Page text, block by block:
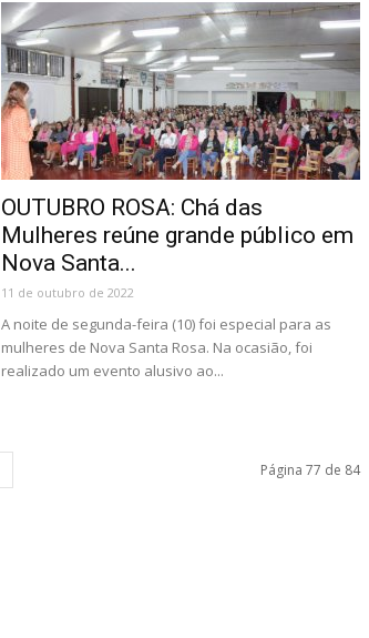
OUTUBRO ROSA: Chá das
Mulheres reúne grande público em
Nova Santa...
11 de outubro de 2022
A noite de segunda-feira (10) foi especial para as
mulheres de Nova Santa Rosa. Na ocasião, foi
realizado um evento alusivo ao...
Página 77 de 84